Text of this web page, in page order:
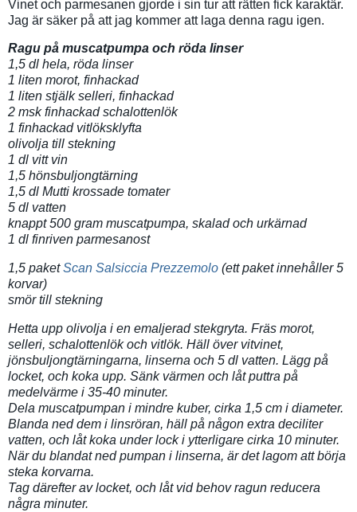
Vinet och parmesanen gjorde i sin tur att rätten fick karaktär.
Jag är säker på att jag kommer att laga denna ragu igen.
Ragu på muscatpumpa och röda linser
1,5 dl hela, röda linser
1 liten morot, finhackad
1 liten stjälk selleri, finhackad
2 msk finhackad schalottenlök
1 finhackad vitlöksklyfta
olivolja till stekning
1 dl vitt vin
1,5 hönsbuljongtärning
1,5 dl Mutti krossade tomater
5 dl vatten
knappt 500 gram muscatpumpa, skalad och urkärnad
1 dl finriven parmesanost
1,5 paketScan Salsiccia Prezzemolo (ett paket innehåller 5
korvar)
smör till stekning
Hetta upp olivolja i en emaljerad stekgryta. Fräs morot,
selleri, schalottenlök och vitlök. Häll över vitvinet,
jönsbuljongtärningarna, linserna och 5 dl vatten. Lägg på
locket, och koka upp. Sänk värmen och låt puttra på
medelvärme i 35-40 minuter.
Dela muscatpumpan i mindre kuber, cirka 1,5 cm i diameter.
Blanda ned dem i linsröran, häll på någon extra deciliter
vatten, och låt koka under lock i ytterligare cirka 10 minuter.
När du blandat ned pumpan i linserna, är det lagom att börja
steka korvarna.
Tag därefter av locket, och låt vid behov ragun reducera
några minuter.